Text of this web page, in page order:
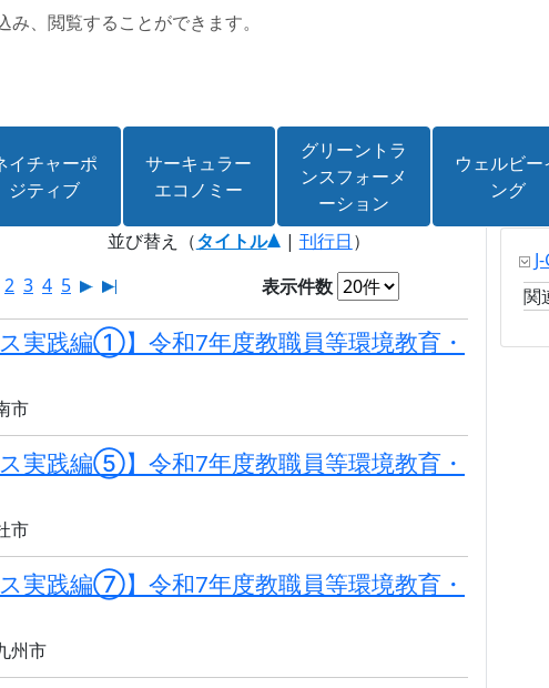
、閲覧することができます。
イチャーポ
ジティブ
サーキュラー
エコノミー
グリーントラ
ンスフォーメ
ーション
ウェルビー
ング
並び替え（タイトル | 刊行日）
2 3 4 5 表示件数
実践編①】令和7年度教職員等環境教育・
市
実践編⑤】令和7年度教職員等環境教育・
市
実践編⑦】令和7年度教職員等環境教育・
州市
関